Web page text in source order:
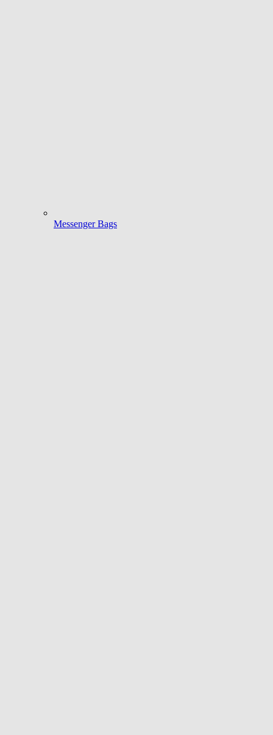
Messenger Bags